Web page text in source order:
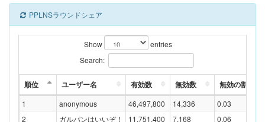
PPLNSラウンドシェア
Show
entries
Search:
順位 ユーザー名 有効数 無効数 無効の割合
1 anonymous 46,497,800 14,336
0.03
2
ガルパンはいいぞ！ 11,751,400 7,168 0.06